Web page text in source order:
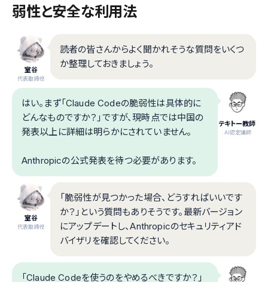
弱性と安全な利用法
室谷
代表取締役
読者の皆さんからよく聞かれそうな質問をいくつ
か整理しておきましょう。
テキトー教師
.AI認定講師
はい。まず「Claude Codeの脆弱性は具体的に
どんなものですか？」ですが、現時点では中国の
発表以上に詳細は明らかにされていません。
Anthropicの公式発表を待つ必要があります。
室谷
代表取締役
「脆弱性が見つかった場合、どうすればいいです
か？」という質問もありそうです。最新バージョン
にアップデートし、Anthropicのセキュリティアド
バイザリを確認してください。
「Claude Codeを使うのをやめるべきですか？」